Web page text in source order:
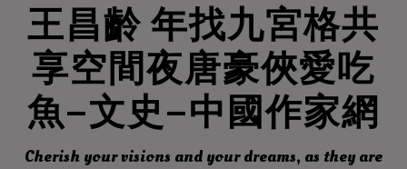
王昌齡 年找九宮格共
享空間夜唐豪俠愛吃
魚–文史–中國作家網
Cherish your visions and your dreams, as they are